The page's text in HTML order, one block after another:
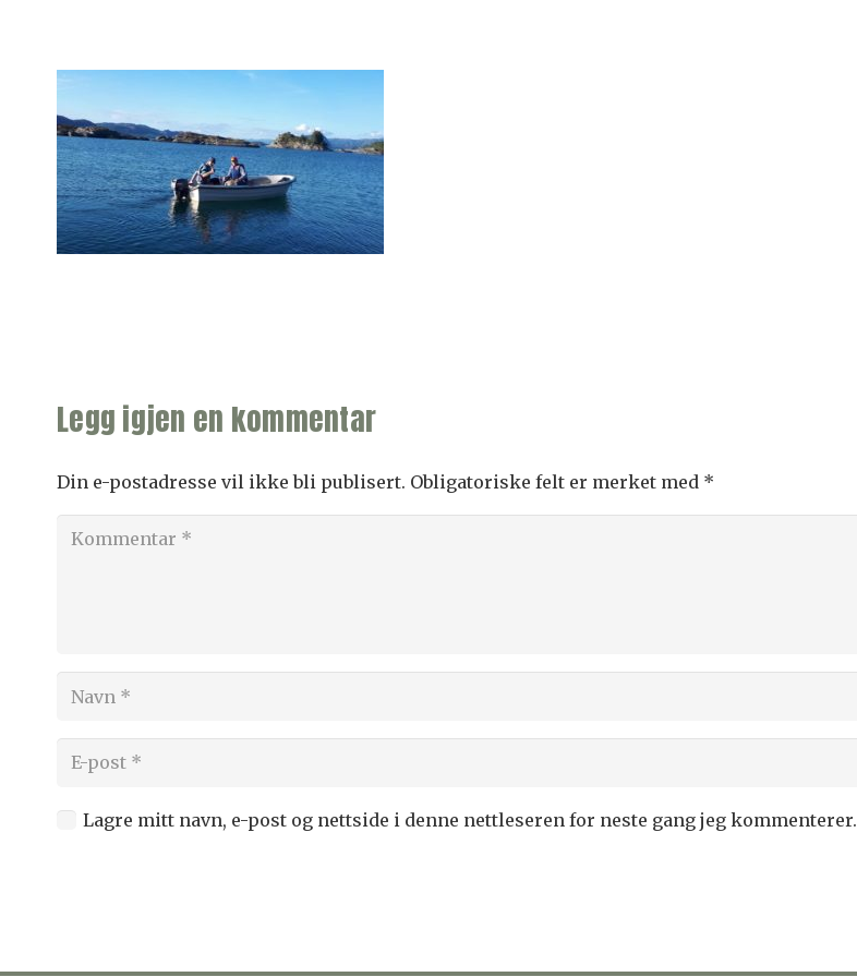
Legg igjen en kommentar
Din e-postadresse vil ikke bli publisert. Obligatoriske felt er merket med *
Lagre mitt navn, e-post og nettside i denne nettleseren for neste gang jeg kommenterer.